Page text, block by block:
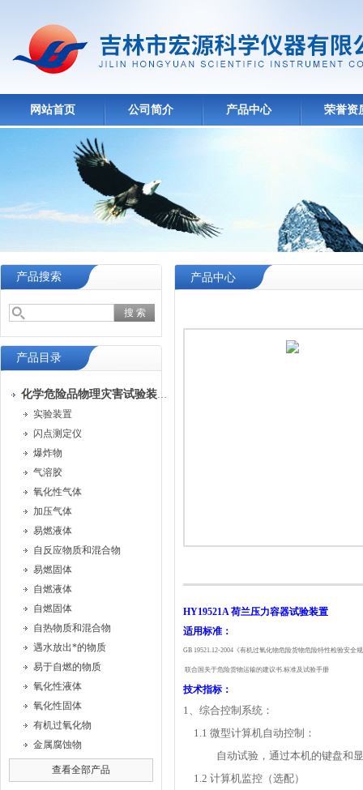
网站首页 公司简介 产品中心 荣誉资
产品搜索
产品目录
化学危险品物理灾害试验装置
实验装置
闪点测定仪
爆炸物
气溶胶
氧化性气体
加压气体
易燃液体
自反应物质和混合物
易燃固体
自燃液体
自燃固体
自热物质和混合物
遇水放出*的物质
易于自燃的物质
氧化性液体
氧化性固体
有机过氧化物
金属腐蚀物
查看全部产品
产品中心
HY19521A荷兰压力容器试验装置
适用标准：
GB 19521.12-2004《有机过氧化物危险货物危险特性检验安全
联合国关于危险货物运输的建议书.标准及试验手册
技术指标：
1、综合控制系统：
1.1 微型计算机自动控制：
自动试验，通过本机的键盘和
1.2 计算机监控（选配）